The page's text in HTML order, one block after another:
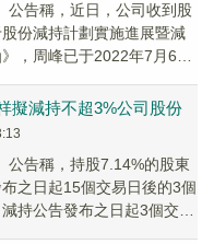
公告稱，近日，公司收到股
份減持計劃實施進展暨減
，周峰已于2022年7月6日
擬減持不超3%公司股份
公告稱，持股7.14%的股東
之日起15個交易日後的3個
持公告發布之日起3個交易